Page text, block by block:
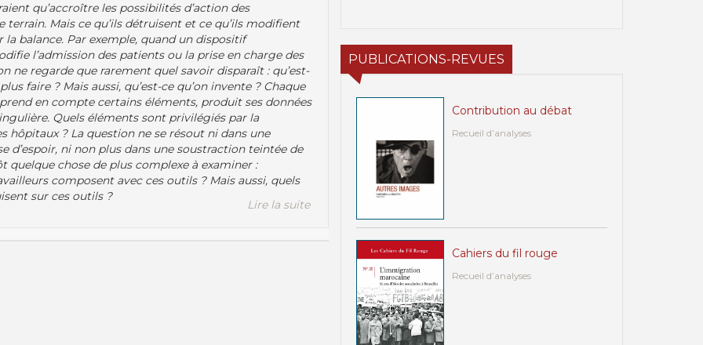
qu’accroître les possibilités d’action des
terrain. Mais ce qu’ils détruisent et ce qu’ils modifient
la balance. Par exemple, quand un dispositif
l’admission des patients ou la prise en charge des
ne regarde que rarement quel savoir disparaît : qu’est-
faire ? Mais aussi, qu’est-ce qu’on invente ? Chaque
en compte certains éléments, produit ses données
Quels éléments sont privilégiés par la
hôpitaux ? La question ne se résout ni dans une
d’espoir, ni non plus dans une soustraction teintée de
quelque chose de plus complexe à examiner :
composent avec ces outils ? Mais aussi, quels
sur ces outils ?
Lire la suite
PUBLICATIONS-REVUES
Contribution au débat
Recueil d’analyses
Cahiers du fil rouge
Recueil d’analyses